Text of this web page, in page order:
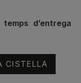
d’entrega
CISTELLA